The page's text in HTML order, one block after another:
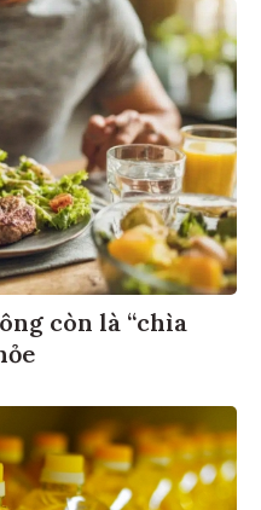
còn là “chìa